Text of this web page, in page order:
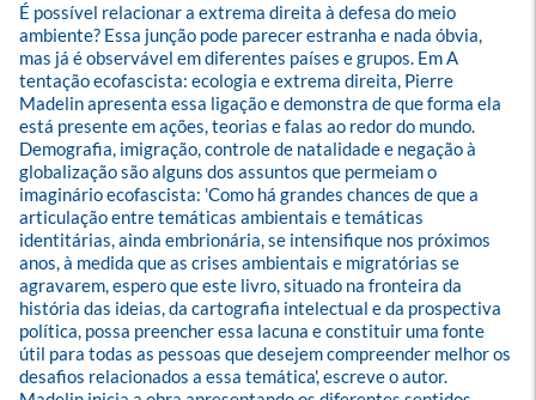
É possível relacionar a extrema direita à defesa do meio
ambiente? Essa junção pode parecer estranha e nada óbvia,
mas já é observável em diferentes países e grupos. Em A
tentação ecofascista: ecologia e extrema direita, Pierre
Madelin apresenta essa ligação e demonstra de que forma ela
está presente em ações, teorias e falas ao redor do mundo.
Demografia, imigração, controle de natalidade e negação à
globalização são alguns dos assuntos que permeiam o
imaginário ecofascista: 'Como há grandes chances de que a
articulação entre temáticas ambientais e temáticas
identitárias, ainda embrionária, se intensifique nos próximos
anos, à medida que as crises ambientais e migratórias se
agravarem, espero que este livro, situado na fronteira da
história das ideias, da cartografia intelectual e da prospectiva
política, possa preencher essa lacuna e constituir uma fonte
útil para todas as pessoas que desejem compreender melhor os
desafios relacionados a essa temática', escreve o autor.